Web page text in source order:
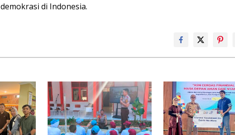
demokrasi di Indonesia.